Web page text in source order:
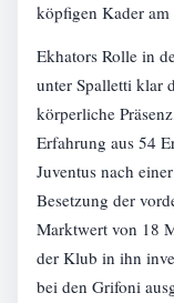
köpfigen Kader
Ekhators Rolle in
unter Spalletti klar
körperliche
Erfahrung aus 54
Juventus nach
Besetzung der
Marktwert von 18
der Klub in ihn
bei den Grifoni